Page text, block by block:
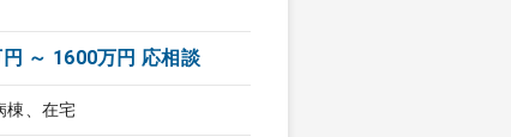
～ 1600万円 応相談
棟、在宅